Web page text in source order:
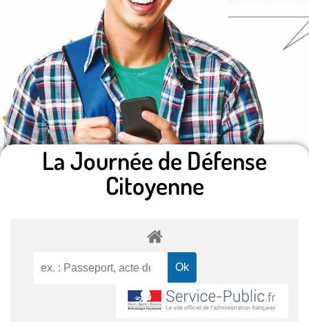
La Journée de Défense
Citoyenne